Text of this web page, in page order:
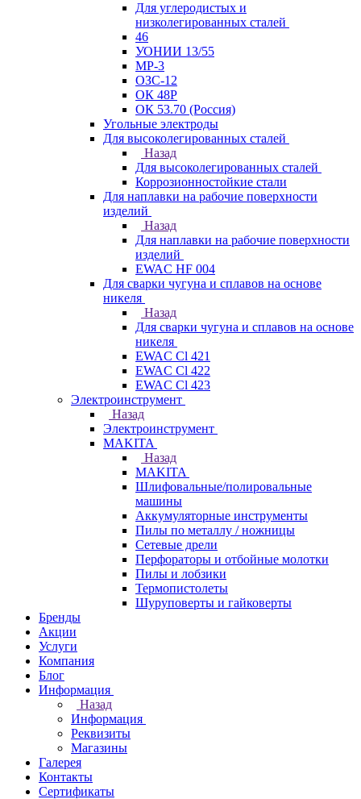
Для углеродистых и
низколегированных сталей
46
УОНИИ 13/55
МР-3
ОЗС-12
ОК 48Р
ОК 53.70 (Россия)
Угольные электроды
Для высоколегированных сталей
Назад
Для высоколегированных сталей
Коррозионностойкие стали
Для наплавки на рабочие поверхности
изделий
Назад
Для наплавки на рабочие поверхности
изделий
EWAC HF 004
Для сварки чугуна и сплавов на основе
никеля
Назад
Для сварки чугуна и сплавов на основе
никеля
EWAC Cl 421
EWAC Cl 422
EWAC Cl 423
Электроинструмент
Назад
Электроинструмент
МAKITA
Назад
МAKITA
Шлифовальные/полировальные
машины
Аккумуляторные инструменты
Пилы по металлу / ножницы
Сетевые дрели
Перфораторы и отбойные молотки
Пилы и лобзики
Термопистолеты
Шуруповерты и гайковерты
Бренды
Акции
Услуги
Компания
Блог
Информация
Назад
Информация
Реквизиты
Магазины
Галерея
Контакты
Сертификаты